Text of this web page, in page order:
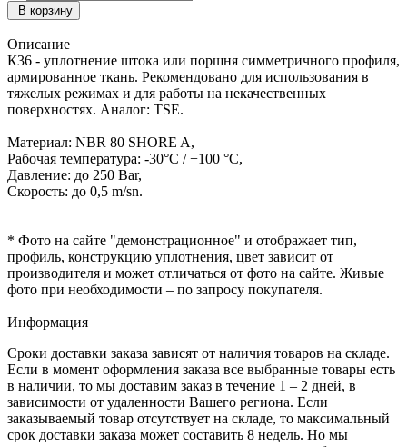
В корзину
Описание
К36 - уплотнение штока или поршня симметричного профиля,
армированное ткань. Рекомендовано для использования в
тяжелых режимах и для работы на некачественных
поверхностях. Аналог: TSE.
Материал: NBR 80 SHORE A,
Рабочая температура: -30°C / +100 °C,
Давление: до 250 Bar,
Скорость: до 0,5 m/sn.
* Фото на сайте "демонстрационное" и отображает тип,
профиль, конструкцию уплотнения, цвет зависит от
производителя и может отличаться от фото на сайте. Живые
фото при необходимости – по запросу покупателя.
Информация
Сроки доставки заказа зависят от наличия товаров на складе.
Если в момент оформления заказа все выбранные товары есть
в наличии, то мы доставим заказ в течение 1 – 2 дней, в
зависимости от удаленности Вашего региона. Если
заказываемый товар отсутствует на складе, то максимальный
срок доставки заказа может составить 8 недель. Но мы